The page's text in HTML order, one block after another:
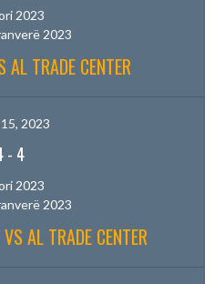
2023
2023
AL TRADE CENTER
2023
- 4
2023
2023
AL TRADE CENTER